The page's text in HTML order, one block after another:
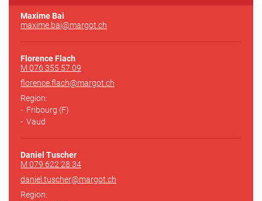
Maxime Bai
maxime.bai@margot .ch
Florence Flach
M 076 355 57 09
florence.flach@margot .ch
Region:
Fribourg (F)
Vaud
Daniel Tuscher
M 079 622 28 34
daniel.tuscher@margot .ch
Region: